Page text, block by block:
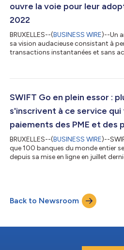
ouvre la voie pour leur
2022
BRUXELLES--(BUSINESS WIRE)--Un
sa vision audacieuse consistant à
transactions instantanées et sans
2021. SWIFT a tenu de nombreuses
faible valeur, en supprimant les
SWIFT Go en plein essor :
s'inscrivent à ce service
paiements des PME et des
BRUXELLES--(BUSINESS WIRE)--
que 100 banques du monde entier
depuis sa mise en ligne en juillet
hautement sécurisés et à des prix
depuis leurs comptes bancaires. Dix
SWIFT Go, les plus récente...
Back to Newsroom